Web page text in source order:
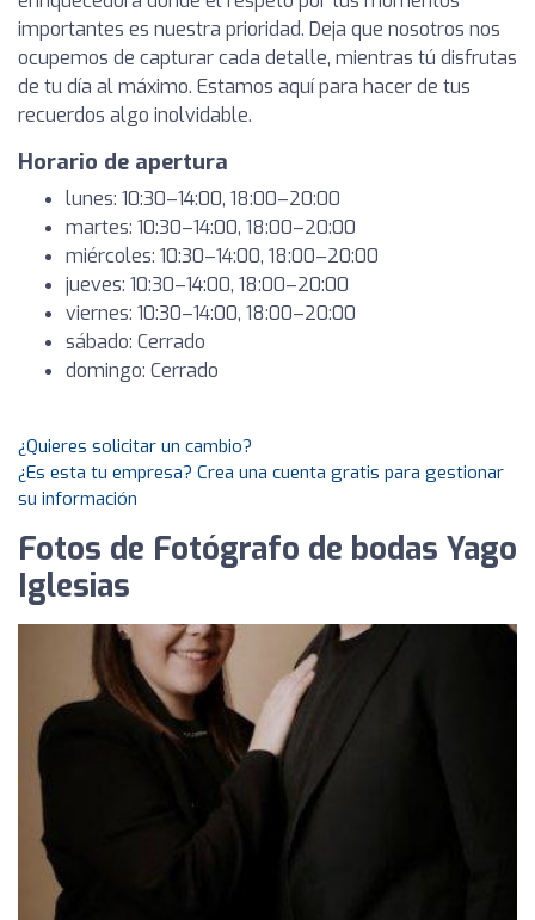
importantes es nuestra prioridad. Deja que nosotros nos
ocupemos de capturar cada detalle, mientras tú disfrutas
de tu día al máximo. Estamos aquí para hacer de tus
recuerdos algo inolvidable.
Horario de apertura
lunes: 10:30–14:00, 18:00–20:00
martes: 10:30–14:00, 18:00–20:00
miércoles: 10:30–14:00, 18:00–20:00
jueves: 10:30–14:00, 18:00–20:00
viernes: 10:30–14:00, 18:00–20:00
sábado: Cerrado
domingo: Cerrado
¿Quieres solicitar un cambio?
¿Es esta tu empresa? Crea una cuenta gratis para gestionar
su información
Fotos de Fotógrafo de bodas Yago
Iglesias